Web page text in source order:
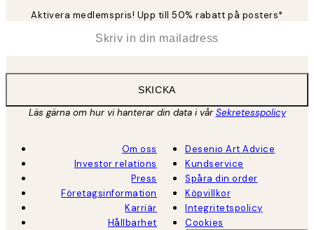
Aktivera medlemspris! Upp till 50% rabatt på posters*
SKICKA
Läs gärna om hur vi hanterar din data i vårSekretesspolicy
Om oss
Investor relations
Press
Företagsinformation
Karriär
Hållbarhet
Desenio Art Advice
Kundservice
Spåra din order
Köpvillkor
Integritetspolicy
Cookies